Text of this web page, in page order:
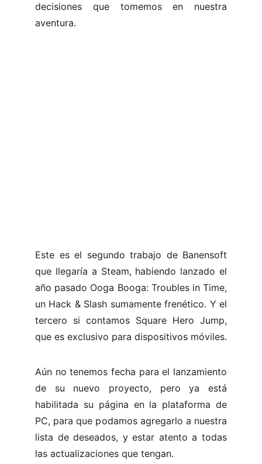
decisiones que tomemos en nuestra
aventura.
Este es el segundo trabajo de Banensoft
que llegaría a Steam, habiendo lanzado el
año pasado Ooga Booga: Troubles in Time,
un Hack & Slash sumamente frenético. Y el
tercero si contamos Square Hero Jump,
que es exclusivo para dispositivos móviles.
Aún no tenemos fecha para el lanzamiento
de su nuevo proyecto, pero ya está
habilitada su página en la plataforma de
PC, para que podamos agregarlo a nuestra
lista de deseados, y estar atento a todas
las actualizaciones que tengan.